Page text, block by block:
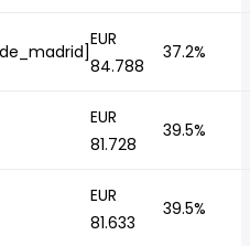
EUR
84.788
37.2%
EUR
81.728
39.5%
EUR
81.633
39.5%